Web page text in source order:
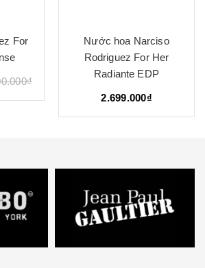
Narciso
For Her
Narciso Rodriguez
Him Bleu Noir
3.099.000₫